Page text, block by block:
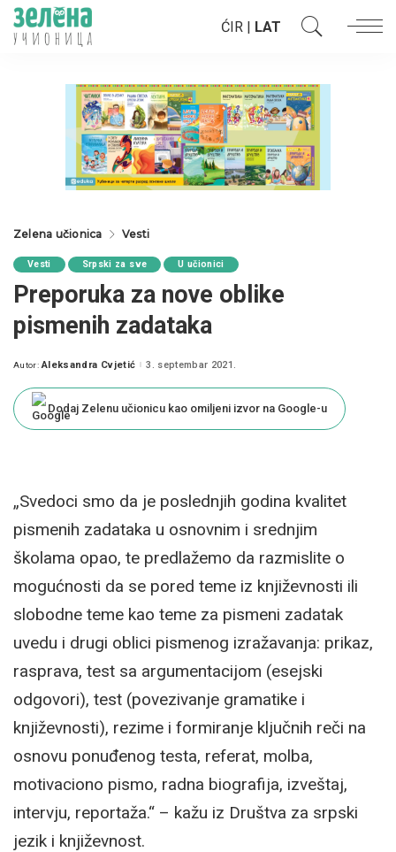
ĆIR | LAT
Zelena učionica Vesti
Vesti Srpski za sve U učionici
Preporuka za nove oblike
pismenih zadataka
Posted
Autor: Aleksandra Cvjetić 3. septembar 2021.
Dodaj Zelenu učionicu kao omiljeni izvor na Google-u
„Svedoci smo da je poslednjih godina kvalitet
pismenih zadataka u osnovnim i srednjim
školama opao, te predlažemo da razmislite o
mogućnosti da se pored teme iz književnosti ili
slobodne teme kao teme za pismeni zadatak
uvedu i drugi oblici pismenog izražavanja: prikaz,
rasprava, test sa argumentacijom (esejski
odgovori), test (povezivanje gramatike i
književnosti), rezime i formiranje ključnih reči na
osnovu ponuđenog testa, referat, molba,
motivaciono pismo, radna biografija, izveštaj,
intervju, reportaža.“ – kažu iz Društva za srpski
jezik i književnost.